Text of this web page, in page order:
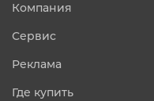
Компания
Сервис
Реклама
Где купить